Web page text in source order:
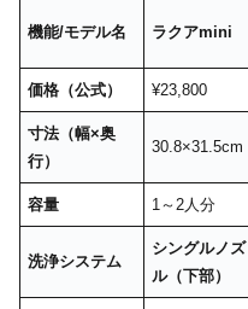
機能/モデル名 ラクアmini
価格（公式） ¥23,800
寸法（幅×奥
行）
30.8×31.5cm
容量 1～2人分
洗浄システム
シングルノズ
ル（下部）